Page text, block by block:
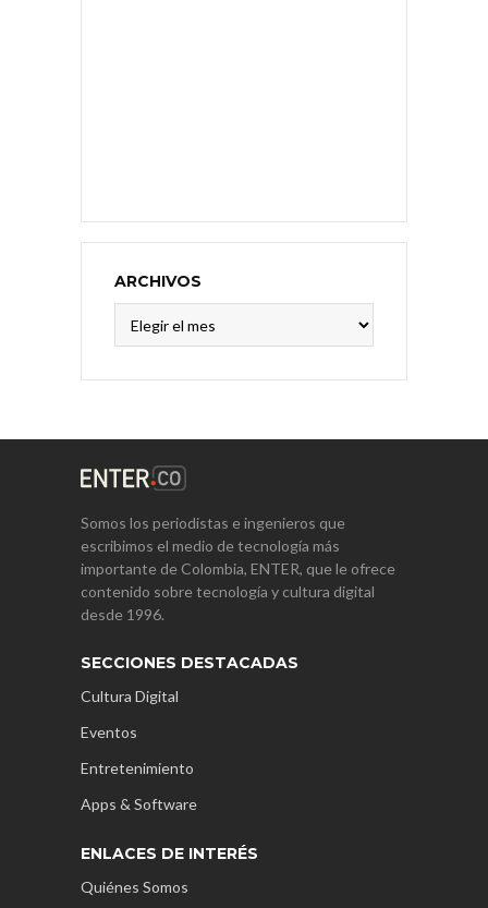
ARCHIVOS
Somos los periodistas e ingenieros que
escribimos el medio de tecnología más
importante de Colombia, ENTER, que le ofrece
contenido sobre tecnología y cultura digital
desde 1996.
SECCIONES DESTACADAS
Cultura Digital
Eventos
Entretenimiento
Apps & Software
ENLACES DE INTERÉS
Quiénes Somos